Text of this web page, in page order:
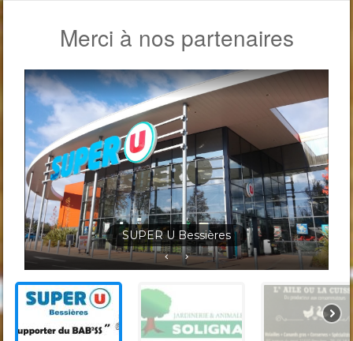
Merci à nos partenaires
Jardineris Solignac Bessières